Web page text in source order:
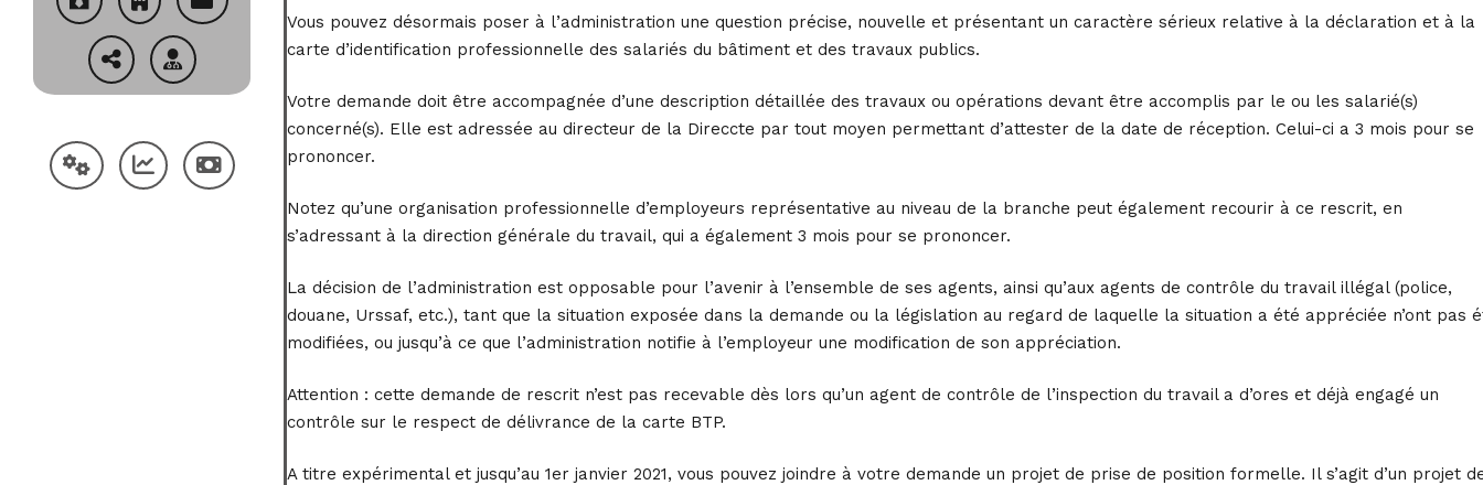
Vous pouvez désormais poser à l’administration une question précise, nouvelle et présentant un caractère sérieux relative à la déclaration et à la
carte d’identification professionnelle des salariés du bâtiment et des travaux publics.
Votre demande doit être accompagnée d’une description détaillée des travaux ou opérations devant être accomplis par le ou les salarié(s)
concerné(s). Elle est adressée au directeur de la Direccte par tout moyen permettant d’attester de la date de réception. Celui-ci a 3 mois pour se
prononcer.
Notez qu’une organisation professionnelle d’employeurs représentative au niveau de la branche peut également recourir à ce rescrit, en
s’adressant à la direction générale du travail, qui a également 3 mois pour se prononcer.
La décision de l’administration est opposable pour l’avenir à l’ensemble de ses agents, ainsi qu’aux agents de contrôle du travail illégal (police,
douane, Urssaf, etc.), tant que la situation exposée dans la demande ou la législation au regard de laquelle la situation a été appréciée n’ont pas
modifiées, ou jusqu’à ce que l’administration notifie à l’employeur une modification de son appréciation.
Attention : cette demande de rescrit n’est pas recevable dès lors qu’un agent de contrôle de l’inspection du travail a d’ores et déjà engagé un
contrôle sur le respect de délivrance de la carte BTP.
A titre expérimental et jusqu’au 1er janvier 2021, vous pouvez joindre à votre demande un projet de prise de position formelle. Il s’agit d’un projet